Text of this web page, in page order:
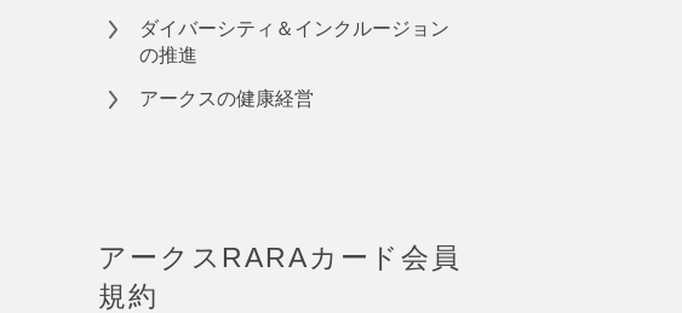
ダイバーシティ＆インクルージョン
の推進
アークスの健康経営
アークスRARAカード会員
規約